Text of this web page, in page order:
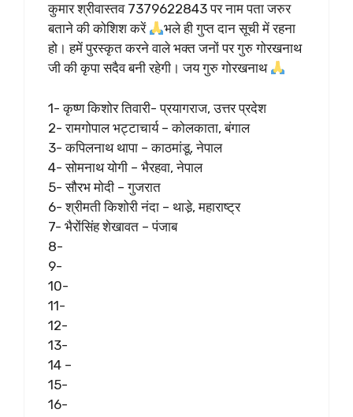
कुमार श्रीवास्तव 7379622843 पर नाम पता जरुर
बताने की कोशिश करें
भले ही गुप्त दान सूची में रहना
हो। हमें पुरस्कृत करने वाले भक्त जनों पर गुरु गोरखनाथ
जी की कृपा सदैव बनी रहेगी। जय गुरु गोरखनाथ
1- कृष्ण किशोर तिवारी- प्रयागराज, उत्तर प्रदेश
2- रामगोपाल भट्टाचार्य – कोलकाता, बंगाल
3- कपिलनाथ थापा – काठमांडू, नेपाल
4- सोमनाथ योगी – भैरहवा, नेपाल
5- सौरभ मोदी – गुजरात
6- श्रीमती किशोरी नंदा – थाडे़, महाराष्ट्र
7- भैरोंसिंह शेखावत – पंजाब
8-
9-
10-
11-
12-
13-
14 –
15-
16-